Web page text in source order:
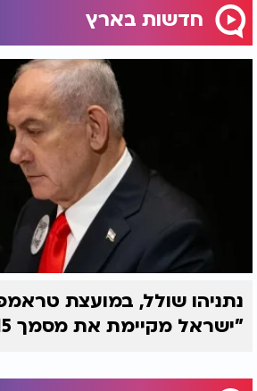
חדשות בארץ
נתניהו שולל, במועצת
"ישראל מקיימת את מסמך 15 הנקודות"